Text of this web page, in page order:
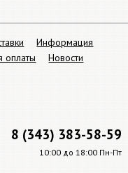
8 (343) 383-58-59
10:00 до 18:00 Пн-Пт
Информация
оплаты Новости